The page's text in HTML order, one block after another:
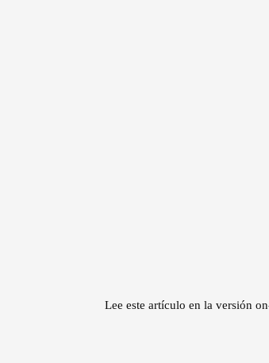
Lee este artículo en la versión